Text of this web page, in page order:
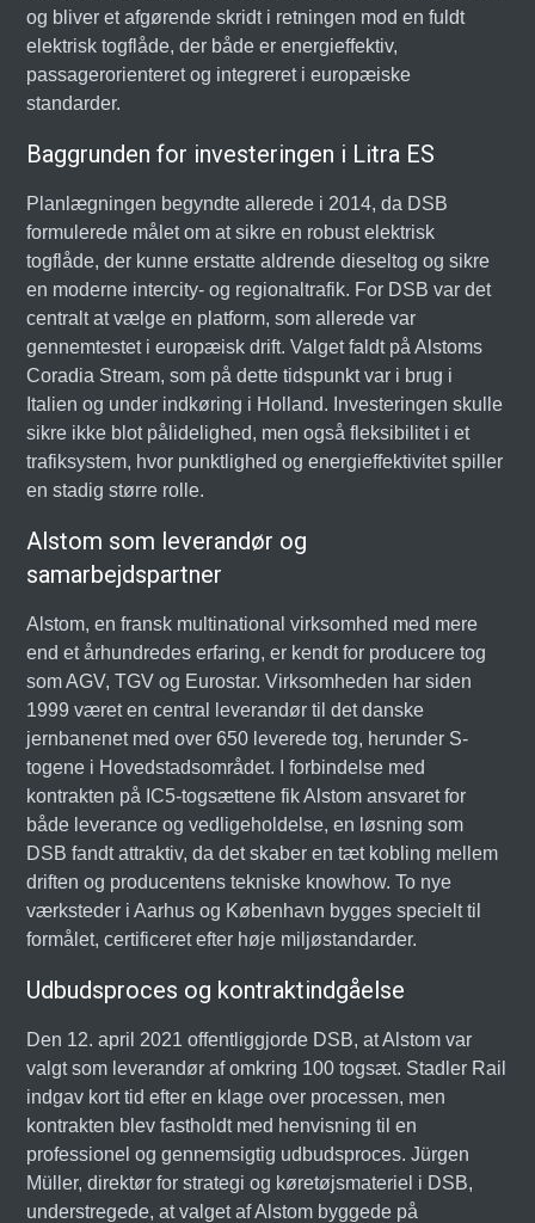
og bliver et afgørende skridt i retningen mod en fuldt
elektrisk togflåde, der både er energieffektiv,
passagerorienteret og integreret i europæiske
standarder.
Baggrunden for investeringen i Litra ES
Planlægningen begyndte allerede i 2014, da DSB
formulerede målet om at sikre en robust elektrisk
togflåde, der kunne erstatte aldrende dieseltog og sikre
en moderne intercity- og regionaltrafik. For DSB var det
centralt at vælge en platform, som allerede var
gennemtestet i europæisk drift. Valget faldt på Alstoms
Coradia Stream, som på dette tidspunkt var i brug i
Italien og under indkøring i Holland. Investeringen skulle
sikre ikke blot pålidelighed, men også fleksibilitet i et
trafiksystem, hvor punktlighed og energieffektivitet spiller
en stadig større rolle.
Alstom som leverandør og
samarbejdspartner
Alstom, en fransk multinational virksomhed med mere
end et århundredes erfaring, er kendt for producere tog
som AGV, TGV og Eurostar. Virksomheden har siden
1999 været en central leverandør til det danske
jernbanenet med over 650 leverede tog, herunder S-
togene i Hovedstadsområdet. I forbindelse med
kontrakten på IC5-togsættene fik Alstom ansvaret for
både leverance og vedligeholdelse, en løsning som
DSB fandt attraktiv, da det skaber en tæt kobling mellem
driften og producentens tekniske knowhow. To nye
værksteder i Aarhus og København bygges specielt til
formålet, certificeret efter høje miljøstandarder.
Udbudsproces og kontraktindgåelse
Den 12. april 2021 offentliggjorde DSB, at Alstom var
valgt som leverandør af omkring 100 togsæt. Stadler Rail
indgav kort tid efter en klage over processen, men
kontrakten blev fastholdt med henvisning til en
professionel og gennemsigtig udbudsproces. Jürgen
Müller, direktør for strategi og køretøjsmateriel i DSB,
understregede, at valget af Alstom byggede på